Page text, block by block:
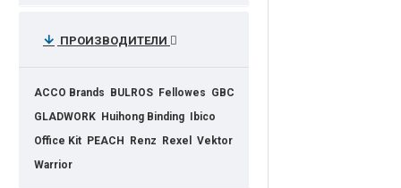
автоматические
Пружины для переплёта
металлические
ПРОИЗВОДИТЕЛИ
ACCO Brands BULROS Fellowes GBC
GLADWORK Huihong Binding
Ibico
Office Kit PEACH Renz Rexel
Vektor
Warrior